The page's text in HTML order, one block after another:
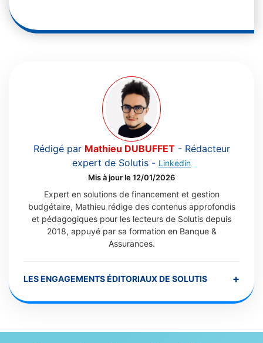
Rédigé par Mathieu DUBUFFET- Rédacteur
expert de Solutis - Linkedin
Mis à jour le 12/01/2026
Expert en solutions de financement et gestion
budgétaire, Mathieu rédige des contenus approfondis
et pédagogiques pour les lecteurs de Solutis depuis
2018, appuyé par sa formation en Banque &
Assurances.
LES ENGAGEMENTS ÉDITORIAUX DE SOLUTIS +